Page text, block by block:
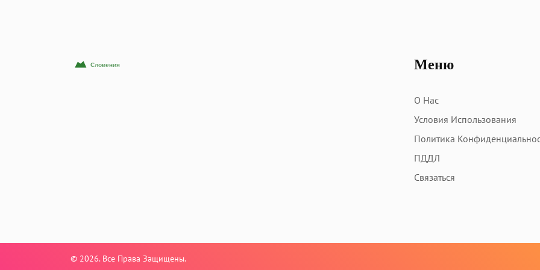
Меню
О Нас
Условия Использования
Политика
ПДДЛ
Связаться
© 2026. Все Права Защищены.